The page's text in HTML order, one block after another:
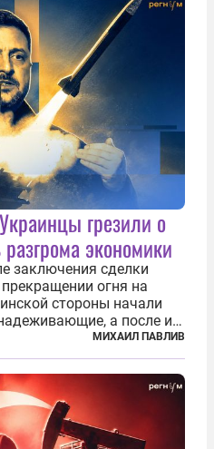
грезили о
экономики
заключения сделки
огня на
стороны начали
а после и
про некий «перелом»
первых лиц
за ними...
МИХАИЛ ПАВЛИВ